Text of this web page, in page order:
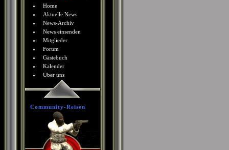
Home
Aktuelle News
News-Archiv
News einsenden
Mitglieder
Forum
Gästebuch
Kalender
Über uns
Community-Reisen